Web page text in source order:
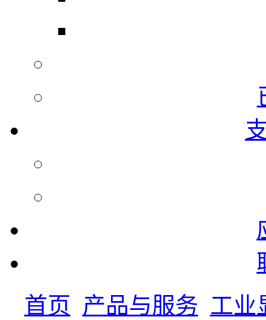
首页 产品与服务 工业